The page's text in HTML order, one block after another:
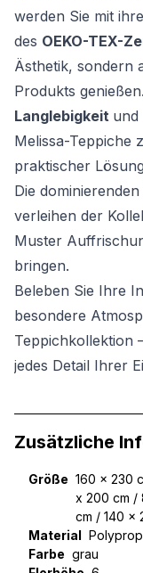
werden Sie mit
des OEKO-TEX-
Ästhetik, sondern
Produkts
Langlebigkeit und
Melissa-Teppiche
praktischer
Die
verleihen der
Muster
bringen.
Beleben Sie Ihre
besondere
Teppichkollektion
jedes Detail Ihrer
Zusätzliche
Größe 160 x 230
x 200 cm /
cm / 140 x
Material
Farbe grau